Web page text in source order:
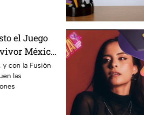
el Juego
México
y con la Fusión
las